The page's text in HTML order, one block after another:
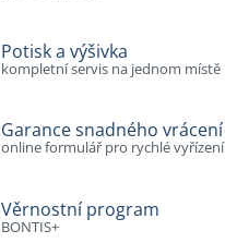
Potisk a výšivka
kompletní servis na jednom místě
Garance snadného vrácení
online formulář pro rychlé vyřízení
Věrnostní program
BONTIS+